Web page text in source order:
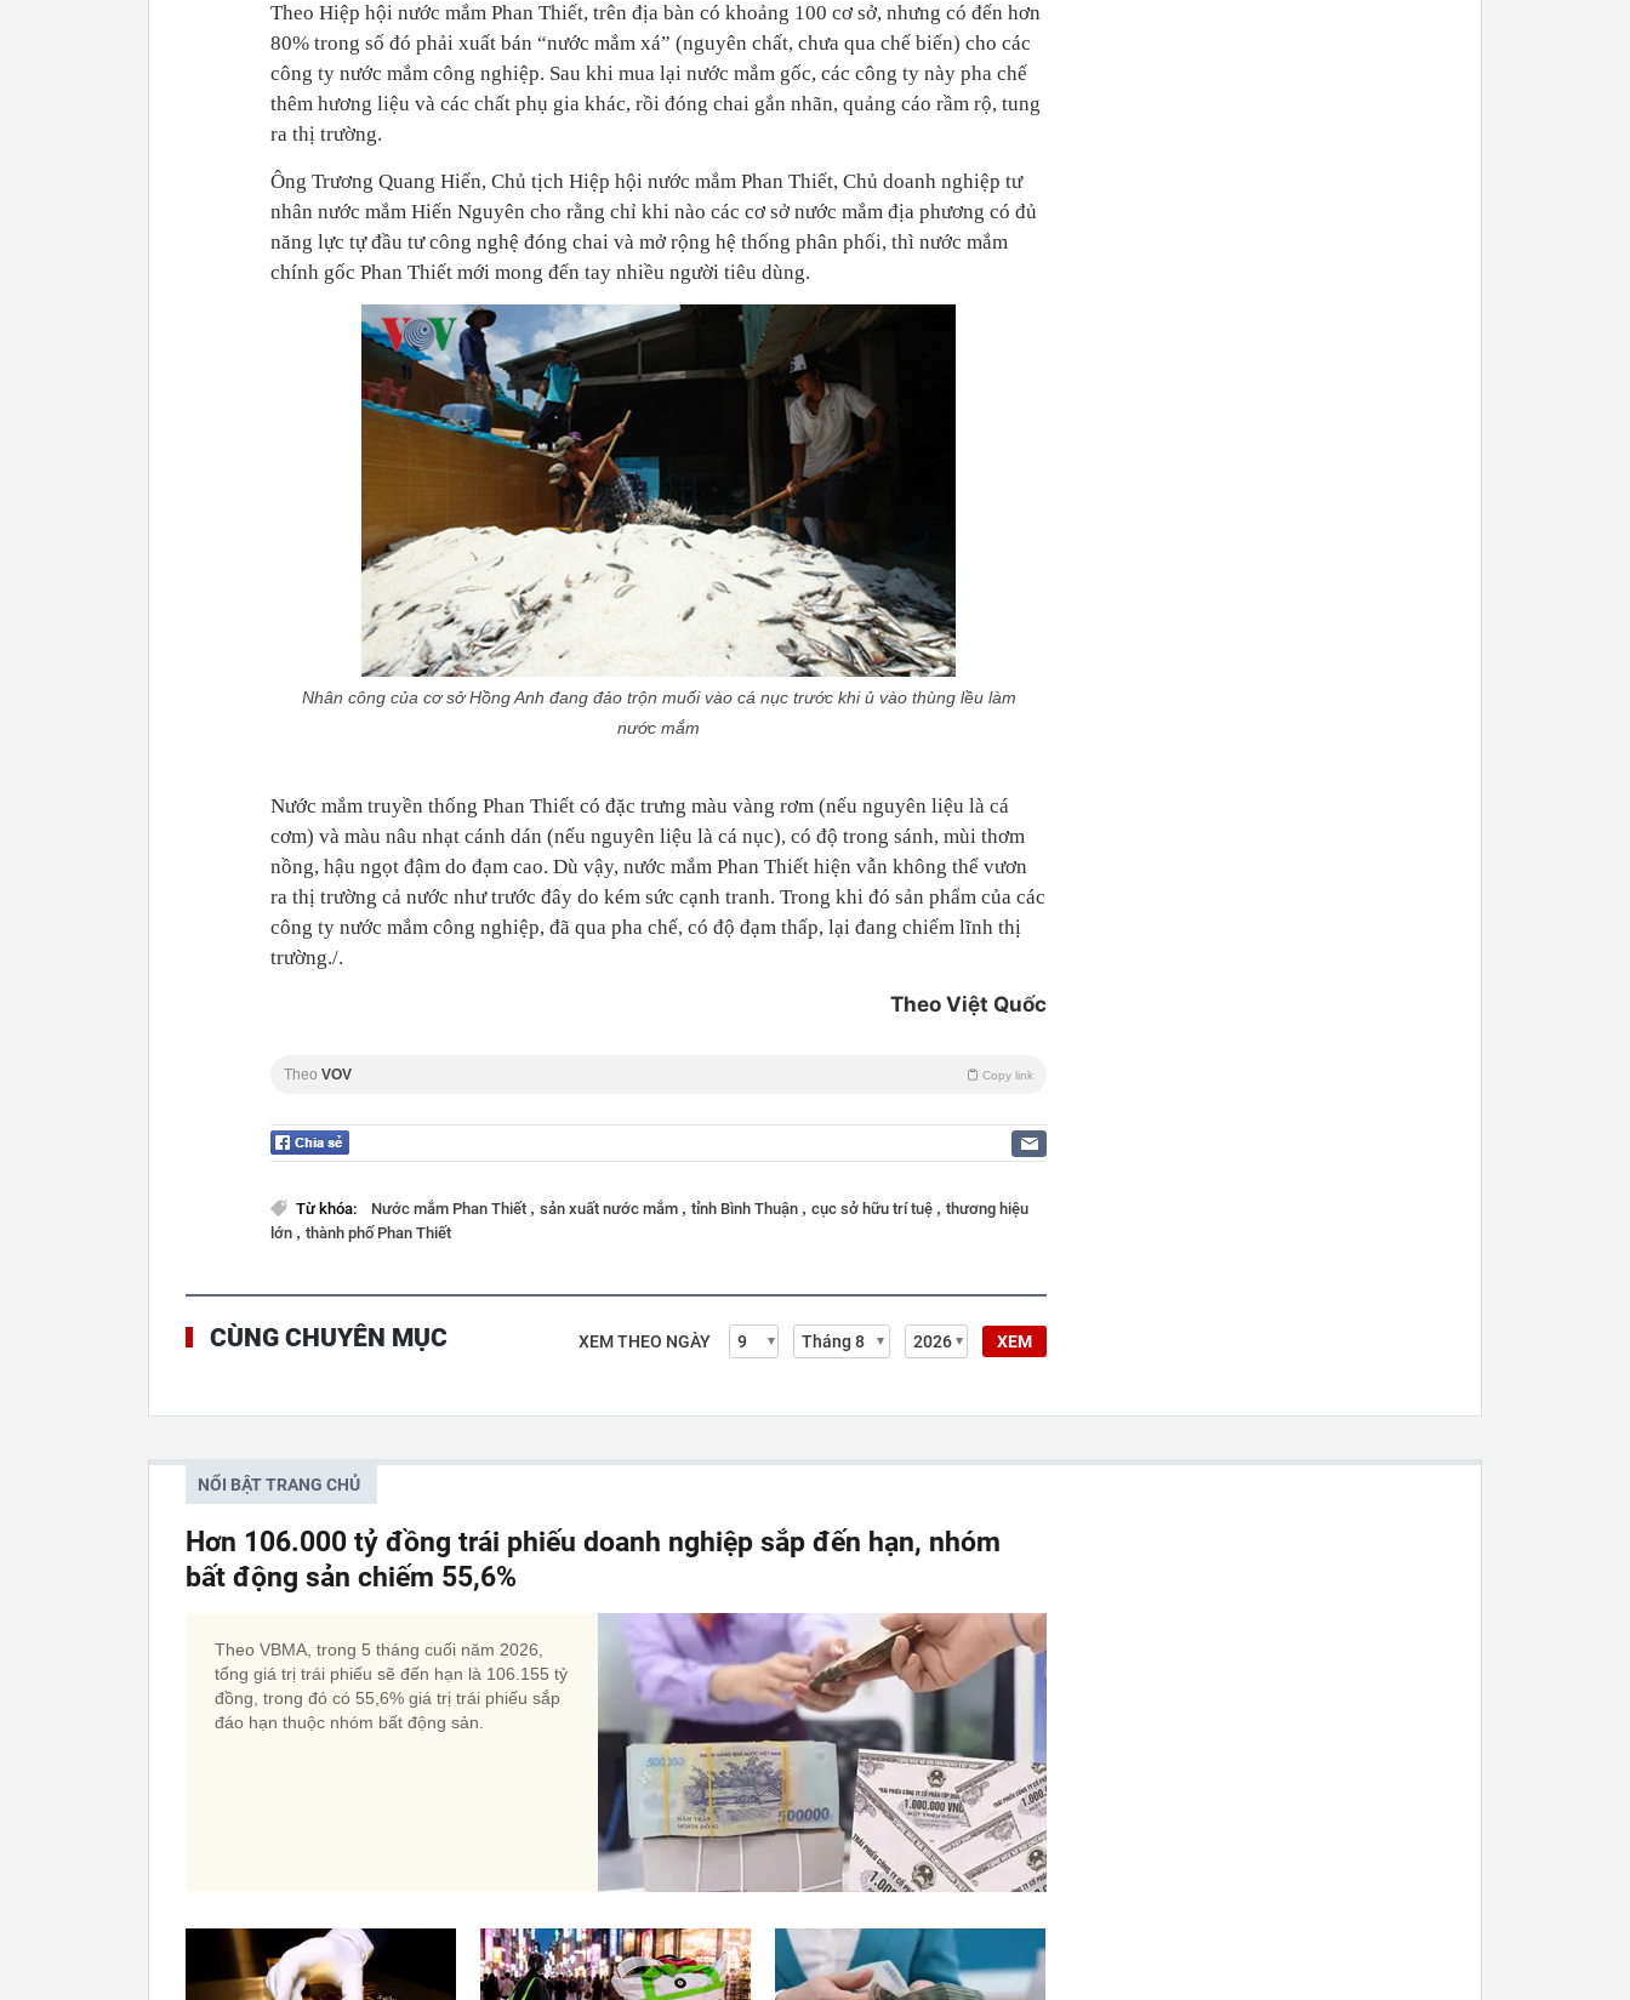
Theo Hiệp hội nước mắm Phan Thiết, trên địa bàn có khoảng 100 cơ sở, nhưng có đến hơn
80% trong số đó phải xuất bán “nước mắm xá” (nguyên chất, chưa qua chế biến) cho các
công ty nước mắm công nghiệp. Sau khi mua lại nước mắm gốc, các công ty này pha chế
thêm hương liệu và các chất phụ gia khác, rồi đóng chai gắn nhãn, quảng cáo rầm rộ, tung
ra thị trường.
Ông Trương Quang Hiến, Chủ tịch Hiệp hội nước mắm Phan Thiết, Chủ doanh nghiệp tư
nhân nước mắm Hiến Nguyên cho rằng chỉ khi nào các cơ sở nước mắm địa phương có đủ
năng lực tự đầu tư công nghệ đóng chai và mở rộng hệ thống phân phối, thì nước mắm
chính gốc Phan Thiết mới mong đến tay nhiều người tiêu dùng.
Nhân công của cơ sở Hồng Anh đang đảo trộn muối vào cá nục trước khi ủ vào thùng lều làm
nước mắm
Nước mắm truyền thống Phan Thiết có đặc trưng màu vàng rơm (nếu nguyên liệu là cá
cơm) và màu nâu nhạt cánh dán (nếu nguyên liệu là cá nục), có độ trong sánh, mùi thơm
nồng, hậu ngọt đậm do đạm cao. Dù vậy, nước mắm Phan Thiết hiện vẫn không thể vươn
ra thị trường cả nước như trước đây do kém sức cạnh tranh. Trong khi đó sản phẩm của các
công ty nước mắm công nghiệp, đã qua pha chế, có độ đạm thấp, lại đang chiếm lĩnh thị
trường./.
Theo Việt Quốc
Theo VOV Copy link
Từ khóa: Nước mắm Phan Thiết , sản xuất nước mắm , tỉnh Bình Thuận , cục sở hữu trí tuệ , thương hiệu
lớn , thành phố Phan Thiết
CÙNG CHUYÊN MỤC XEM THEO NGÀY XEM
NỔI BẬT TRANG CHỦ
Hơn 106.000 tỷ đồng trái phiếu doanh nghiệp sắp đến hạn, nhóm
bất động sản chiếm 55,6%
Theo VBMA, trong 5 tháng cuối năm 2026,
tổng giá trị trái phiếu sẽ đến hạn là 106.155 tỷ
đồng, trong đó có 55,6% giá trị trái phiếu sắp
đáo hạn thuộc nhóm bất động sản.